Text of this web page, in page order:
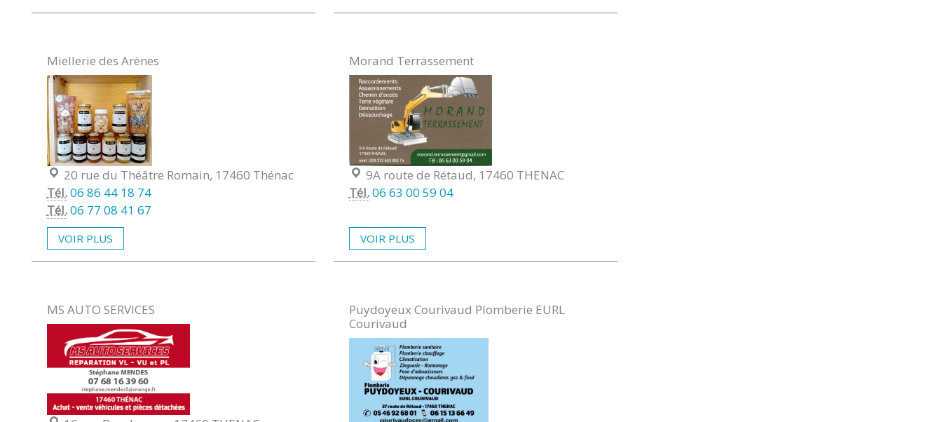
Miellerie des Arènes
Localisation :
20 rue du Théâtre Romain, 17460 Thénac
Tél.06 86 44 18 74
Tél.06 77 08 41 67
VOIR PLUS
Morand Terrassement
Localisation :
9A route de Rétaud, 17460 THENAC
Tél.06 63 00 59 04
VOIR PLUS
MS AUTO SERVICES
Puydoyeux Courivaud Plomberie EURL
Courivaud